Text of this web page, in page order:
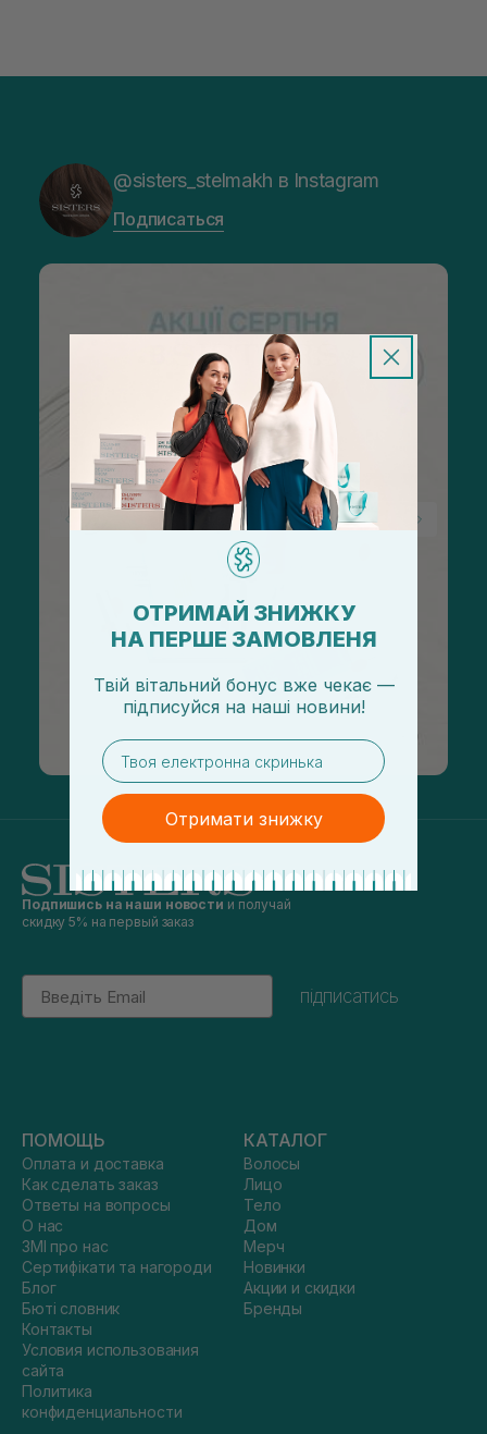
@sisters_stelmakh в Instagram
Подписаться
Подпишись на наши новости и получай
скидку 5% на первый заказ
Email
підписатись
ПОМОЩЬ
Оплата и доставка
Как сделать заказ
Ответы на вопросы
О нас
ЗМІ про нас
Сертифікати та нагороди
Блог
Бюті словник
Контакты
Условия использования
сайта
Политика
конфиденциальности
КАТАЛОГ
Волосы
Лицо
Тело
Дом
Мерч
Новинки
Акции и скидки
Бренды
ОТРИМАЙ ЗНИЖКУ
НА ПЕРШЕ ЗАМОВЛЕНЯ
Твій вітальний бонус вже чекає —
підписуйся на наші новини!
email
Отримати знижку